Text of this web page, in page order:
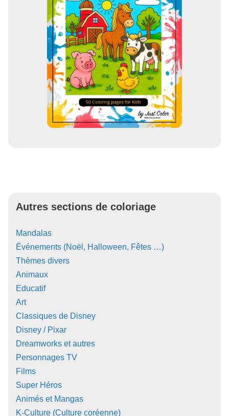
Autres sections de coloriage
Mandalas
Événements (Noël, Halloween, Fêtes …)
Thèmes divers
Animaux
Educatif
Art
Classiques de Disney
Disney / Pixar
Dreamworks et autres
Personnages TV
Films
Super Héros
Animés et Mangas
K-Culture (Culture coréenne)